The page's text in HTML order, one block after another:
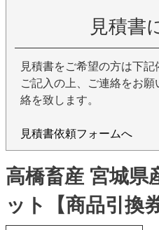
見積書
見積書をご希望の方は下
ご記入の上、ご連絡をお
絡を致します。
見積書依頼フォームへ
高橋畜産 宮城県
ット【商品引換